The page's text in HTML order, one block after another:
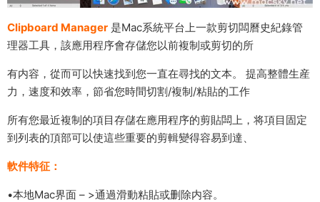
Clipboard Manager 是Mac系統平台上一款剪切闆曆史紀錄管
理器工具，該應用程序會存儲您以前複制或剪切的所
有内容，從而可以快速找到您一直在尋找的文本。 提高整體生産
力，速度和效率，節省您時間切割/複制/粘貼的工作
所有您最近複制的項目存儲在應用程序的剪貼闆上，将項目固定
到列表的頂部可以使這些重要的剪輯變得容易到達、
軟件特征：
•本地Mac界面 – >通過滑動粘貼或删除内容。